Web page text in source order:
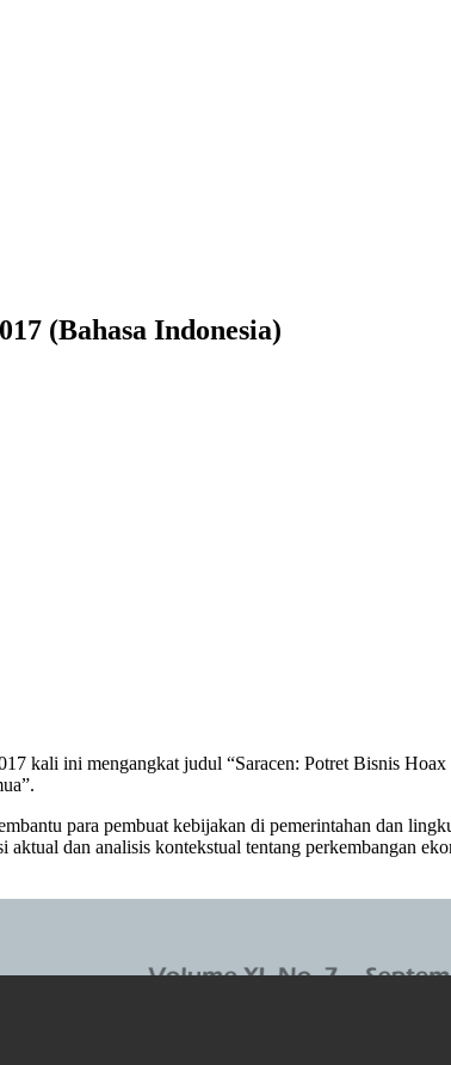
(Bahasa Indonesia)
kali ini mengangkat judul “Saracen: Potret Bisnis
para pembuat kebijakan di pemerintahan dan
dan analisis kontekstual tentang perkembangan